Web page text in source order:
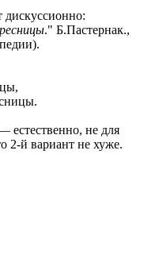
." Б.Пастернак.,
естественно, не для
2-й вариант не хуже.